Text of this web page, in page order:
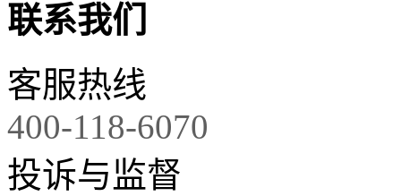
联系我们
客服热线
400-118-6070
投诉与监督